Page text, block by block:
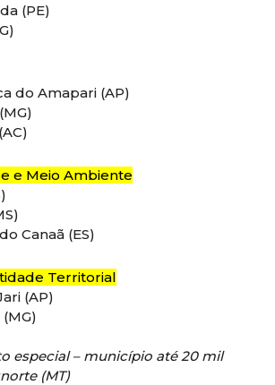
(PE)
do Amapari (AP)
e Meio Ambiente
Canaã (ES)
Territorial
(AP)
especial – município até 20 mil
(MT)